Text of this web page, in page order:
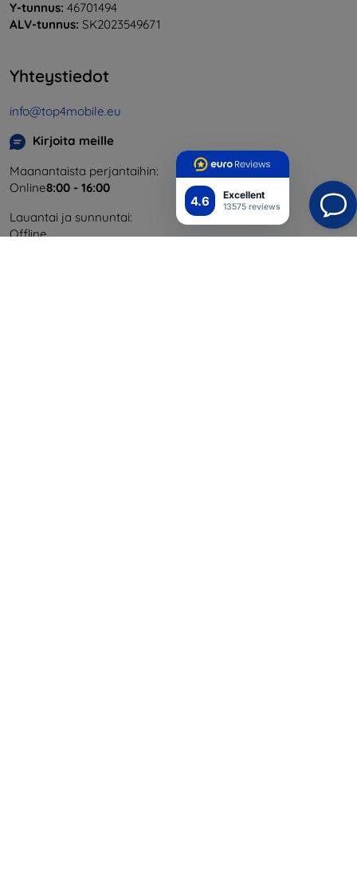
4.6 Excellent
13575 reviews
Y-tunnus: 46701494
ALV-tunnus: SK2023549671
Yhteystiedot
info@top4mobile.eu
Kirjoita meille
Maanantaista perjantaihin:
Online8:00 - 16:00
Lauantai ja sunnuntai:
Offline